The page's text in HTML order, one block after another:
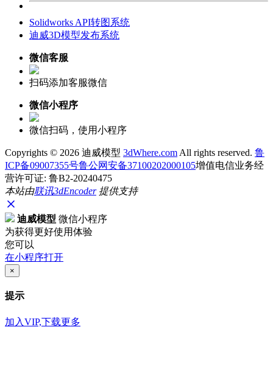
Solidworks API转图系统
迪威3D模型发布系统
微信客服
扫码添加客服微信
微信小程序
微信扫码，使用小程序
Copyrights © 2026 迪威模型 3dWhere.com All rights reserved. 鲁
ICP备09007355号鲁公网安备37100202000105增值电信业务经
营许可证: 鲁B2-20240475
本站由联讯3dEncoder提供支持
迪威模型 微信小程序
为获得更好使用体验
您可以
在小程序打开
×
提示
加入VIP,下载更多